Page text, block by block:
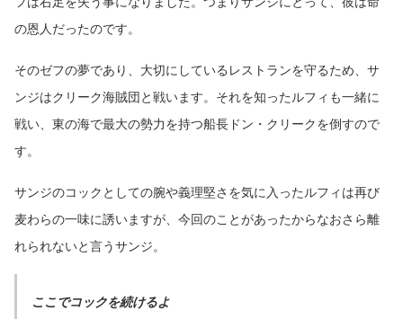
の恩人だったのです。
そのゼフの夢であり、大切にしているレストランを守るため、サ
ンジはクリーク海賊団と戦います。それを知ったルフィも一緒に
戦い、東の海で最大の勢力を持つ船長ドン・クリークを倒すので
す。
サンジのコックとしての腕や義理堅さを気に入ったルフィは再び
麦わらの一味に誘いますが、今回のことがあったからなおさら離
れられないと言うサンジ。
ここでコックを続けるよ